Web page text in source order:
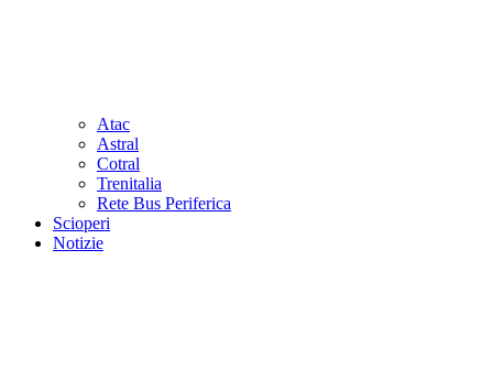
Atac
Astral
Cotral
Trenitalia
Rete Bus Periferica
Scioperi
Notizie